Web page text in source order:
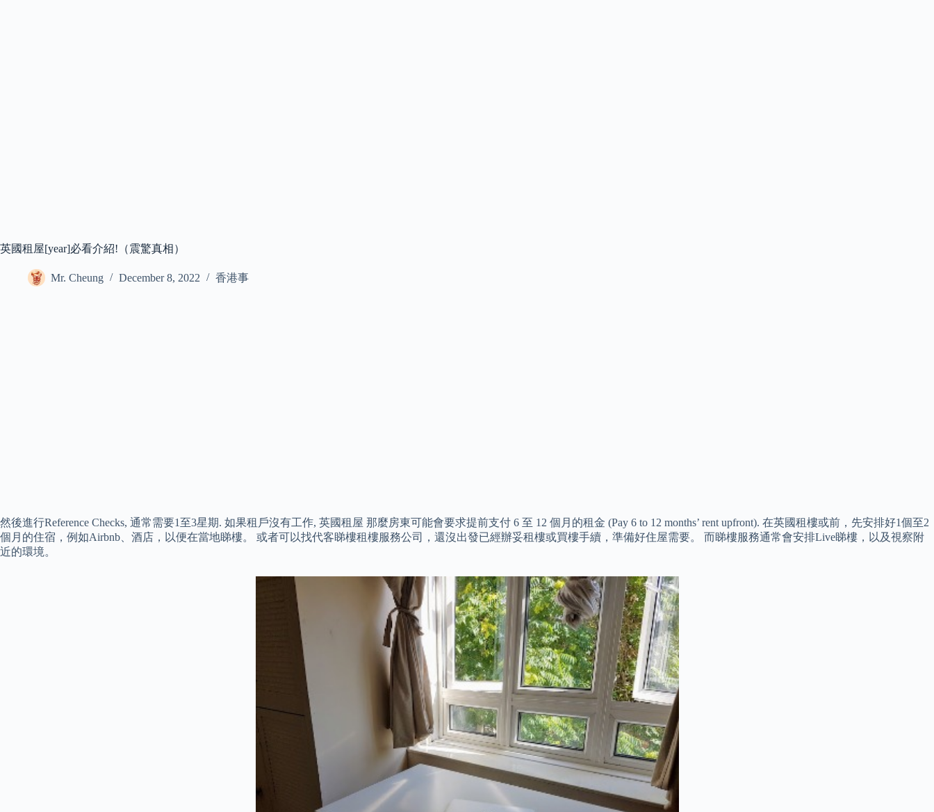
英國租屋[year]必看介紹!（震驚真相）
Mr. Cheung December 8, 2022 香港事
然後進行Reference Checks, 通常需要1至3星期. 如果租戶沒有工作, 英國租屋 那麼房東可能會要求提前支付 6 至 12 個月的租金 (Pay 6 to 12 months’ rent upfront). 在英國租樓或前，先安排好1個至2
個月的住宿，例如Airbnb、酒店，以便在當地睇樓。 或者可以找代客睇樓租樓服務公司，還沒出發已經辦妥租樓或買樓手續，準備好住屋需要。 而睇樓服務通常會安排Live睇樓，以及視察附
近的環境。